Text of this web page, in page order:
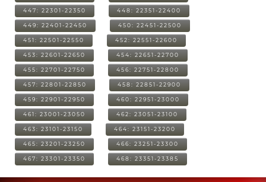
447: 22301-22350 448: 22351-22400
449: 22401-22450 450: 22451-22500
451: 22501-22550 452: 22551-22600
453: 22601-22650 454: 22651-22700
455: 22701-22750 456: 22751-22800
457: 22801-22850 458: 22851-22900
459: 22901-22950 460: 22951-23000
461: 23001-23050 462: 23051-23100
463: 23101-23150 464: 23151-23200
465: 23201-23250 466: 23251-23300
467: 23301-23350 468: 23351-23385